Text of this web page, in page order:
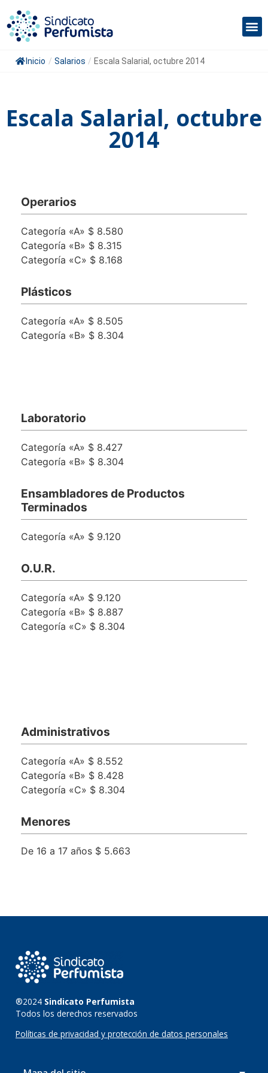
Inicio / Salarios / Escala Salarial, octubre 2014
Escala Salarial, octubre
2014
Operarios
Categoría «A» $ 8.580
Categoría «B» $ 8.315
Categoría «C» $ 8.168
Plásticos
Categoría «A» $ 8.505
Categoría «B» $ 8.304
Laboratorio
Categoría «A» $ 8.427
Categoría «B» $ 8.304
Ensambladores de Productos
Terminados
Categoría «A» $ 9.120
O.U.R.
Categoría «A» $ 9.120
Categoría «B» $ 8.887
Categoría «C» $ 8.304
Administrativos
Categoría «A» $ 8.552
Categoría «B» $ 8.428
Categoría «C» $ 8.304
Menores
De 16 a 17 años $ 5.663
®2024 Sindicato Perfumista
Todos los derechos reservados
Políticas de privacidad y protección de datos personales